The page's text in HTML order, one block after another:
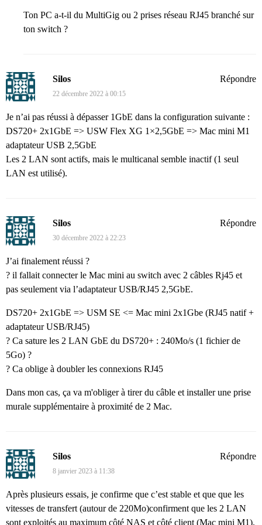
Ton PC a-t-il du MultiGig ou 2 prises réseau RJ45 branché sur
ton switch ?
Silos
22 décembre 2022 à 00:15
Je n’ai pas réussi à dépasser 1GbE dans la configuration suivante :
DS720+ 2x1GbE => USW Flex XG 1×2,5GbE => Mac mini M1
adaptateur USB 2,5GbE
Les 2 LAN sont actifs, mais le multicanal semble inactif (1 seul
LAN est utilisé).
Répondre
Silos
30 décembre 2022 à 22:23
J’ai finalement réussi ?
? il fallait connecter le Mac mini au switch avec 2 câbles Rj45 et
pas seulement via l’adaptateur USB/RJ45 2,5GbE.
DS720+ 2x1GbE => USM SE <= Mac mini 2x1Gbe (RJ45 natif +
adaptateur USB/RJ45)
? Ca sature les 2 LAN GbE du DS720+ : 240Mo/s (1 fichier de
5Go) ?
? Ca oblige à doubler les connexions RJ45
Dans mon cas, ça va m'obliger à tirer du câble et installer une prise
murale supplémentaire à proximité de 2 Mac.
Répondre
Silos
8 janvier 2023 à 11:38
Après plusieurs essais, je confirme que c’est stable et que que les
vitesses de transfert (autour de 220Mo)confirment que les 2 LAN
sont exploités au maximum côté NAS et côté client (Mac mini M1).
Répondre